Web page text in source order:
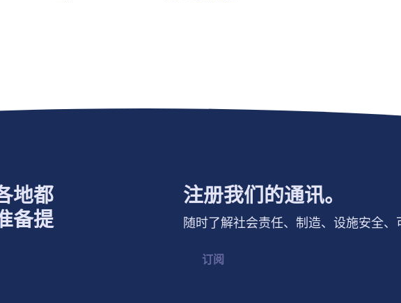
地都
备提
注册我们的通讯。
随时了解社会责任、制造、设施安全、
订阅